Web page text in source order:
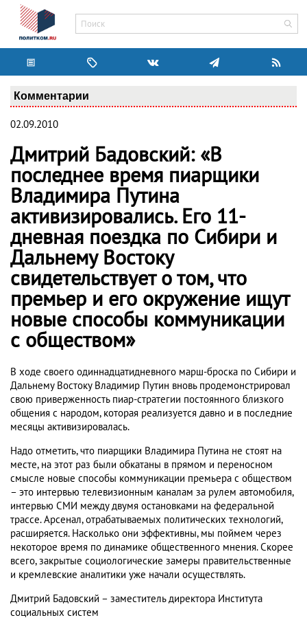
Комментарии
02.09.2010
Дмитрий Бадовский: «В
последнее время пиарщики
Владимира Путина
активизировались. Его 11-
дневная поездка по Сибири и
Дальнему Востоку
свидетельствует о том, что
премьер и его окружение ищут
новые способы коммуникации
с обществом»
В ходе своего одиннадцатидневного марш-броска по Сибири и
Дальнему Востоку Владимир Путин вновь продемонстрировал
свою приверженность пиар-стратегии постоянного близкого
общения с народом, которая реализуется давно и в последние
месяцы активизировалась.
Надо отметить, что пиарщики Владимира Путина не стоят на
месте, на этот раз были обкатаны в прямом и переносном
смысле новые способы коммуникации премьера с обществом
– это интервью телевизионным каналам за рулем автомобиля,
интервью СМИ между двумя остановками на федеральной
трассе. Арсенал, отрабатываемых политических технологий,
расширяется. Насколько они эффективны, мы поймем через
некоторое время по динамике общественного мнения. Скорее
всего, закрытые социологические замеры правительственные
и кремлевские аналитики уже начали осуществлять.
Дмитрий Бадовский – заместитель директора Института
социальных систем